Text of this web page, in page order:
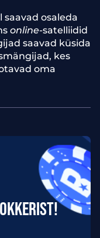
osaleda
online-satelliidid
saavad küsida
kes
oma